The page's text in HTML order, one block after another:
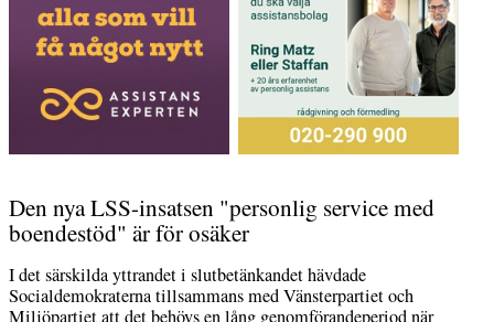
Den nya LSS-insatsen "personlig service med
boendestöd" är för osäker
I det särskilda yttrandet i slutbetänkandet hävdade
Socialdemokraterna tillsammans med Vänsterpartiet och
Miljöpartiet att det behövs en lång genomförandeperiod när